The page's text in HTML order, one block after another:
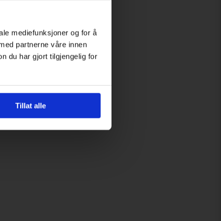
mediefunksjoner og for å
partnerne våre innen
du har gjort tilgjengelig for
Tillat alle